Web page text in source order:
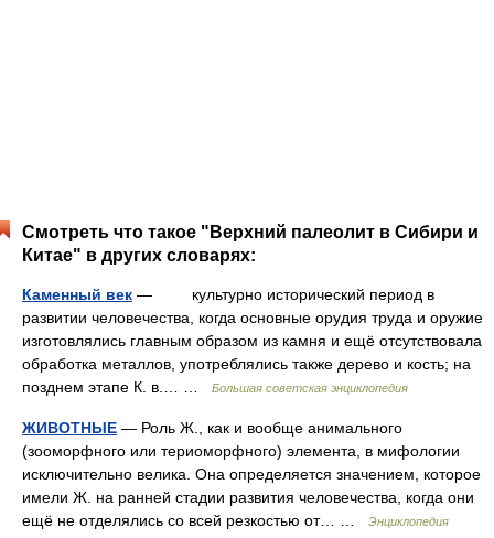
Смотреть что такое "Верхний палеолит в Сибири и
Китае" в других словарях:
Каменный век — культурно исторический период в
развитии человечества, когда основные орудия труда и оружие
изготовлялись главным образом из камня и ещё отсутствовала
обработка металлов, употреблялись также дерево и кость; на
позднем этапе К. в.… …
Большая советская энциклопедия
ЖИВОТНЫЕ — Роль Ж., как и вообще анимального
(зооморфного или териоморфного) элемента, в мифологии
исключительно велика. Она определяется значением, которое
имели Ж. на ранней стадии развития человечества, когда они
ещё не отделялись со всей резкостью от… …
Энциклопедия